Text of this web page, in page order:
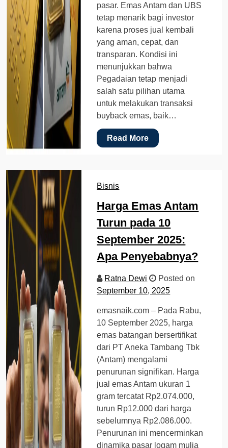
pasar. Emas Antam dan UBS
tetap menarik bagi investor
karena proses jual kembali
yang aman, cepat, dan
transparan. Kondisi ini
menunjukkan bahwa
Pegadaian tetap menjadi
salah satu pilihan utama
untuk melakukan transaksi
buyback emas, baik…
Read More
Bisnis
Harga Emas Antam
Turun pada 10
September 2025:
Apa Penyebabnya?
Ratna Dewi
Posted on
September 10, 2025
emasnaik.com – Pada Rabu,
10 September 2025, harga
emas batangan bersertifikat
dari PT Aneka Tambang Tbk
(Antam) mengalami
penurunan signifikan. Harga
jual emas Antam ukuran 1
gram tercatat Rp2.074.000,
turun Rp12.000 dari harga
sebelumnya Rp2.086.000.
Penurunan ini mencerminkan
dinamika pasar logam mulia